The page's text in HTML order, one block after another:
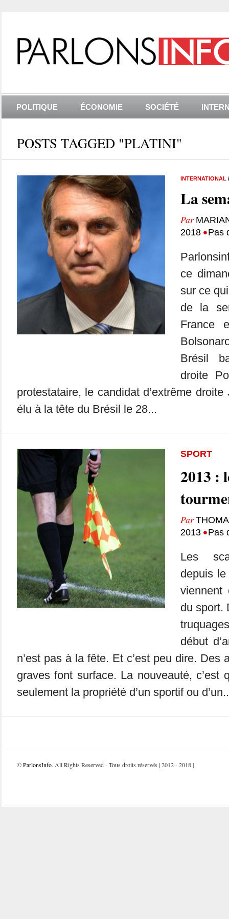
POLITIQUE ÉCONOMIE SOCIÉTÉ
POSTS TAGGED "PLATINI"
INTERNATIONAL
La
Par
2018 •Pas
ce
sur ce
de la
France
Brésil
droite
protestataire, le candidat d’extrême
élu à la tête du Brésil le 28...
SPORT
2013 :
Par
2013 •Pas
Les
depuis
viennent
du sport.
début
n’est pas à la fête. Et c’est peu dire. Des
graves font surface. La nouveauté, c’est
seulement la propriété d’un sportif ou
©ParlonsInfo. All Rights Reserved - Tous droits réservés | 2012 - 2018 |